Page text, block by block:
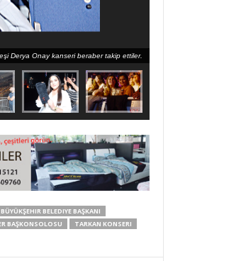
Derya Onay kanseri beraber takip ettiler.
BÜYÜKŞEHIR BELEDIYE BAŞKANI
BAŞKONSOLOSU
TARKAN KONSERI